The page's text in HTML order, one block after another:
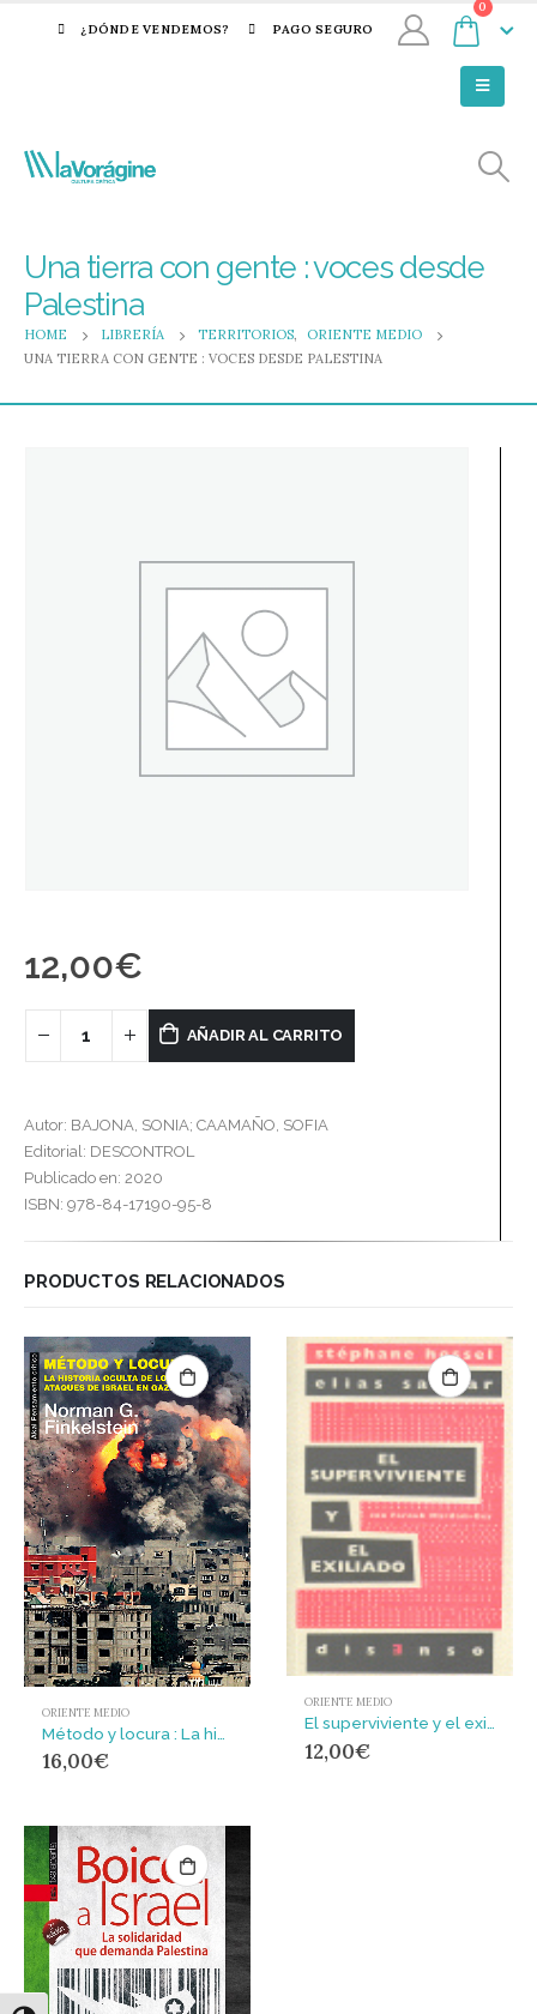
¿DÓNDE VENDEMOS? PAGO SEGURO
0
Una tierra con gente : voces desde
Palestina
HOME LIBRERÍA TERRITORIOS,
ORIENTE MEDIO
UNA TIERRA CON GENTE : VOCES DESDE PALESTINA
12,00€
AÑADIR AL CARRITO
Autor: BAJONA, SONIA; CAAMAÑO, SOFIA
Editorial: DESCONTROL
Publicado en: 2020
ISBN: 978-84-17190-95-8
PRODUCTOS RELACIONADOS
ORIENTE MEDIO
16,00€
ORIENTE MEDIO
12,00€